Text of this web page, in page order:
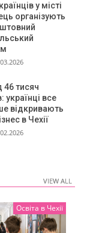
у місті
організують
46 тисяч
українці все
відкривають
в Чехії
VIEW ALL
Освіта в Чехії
VIEW ALL